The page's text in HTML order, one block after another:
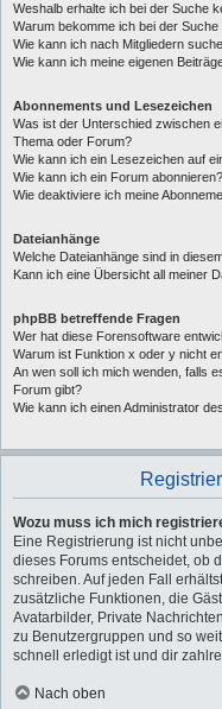
Weshalb erhalte ich bei der Suche
Warum bekomme ich bei der Suche
Wie kann ich nach Mitgliedern
Wie kann ich meine eigenen
Abonnements und Lesezeichen
Was ist der Unterschied zwischen
Thema oder Forum?
Wie kann ich ein Lesezeichen auf
Wie kann ich ein Forum abonnieren?
Wie deaktiviere ich meine
Dateianhänge
Welche Dateianhänge sind in
Kann ich eine Übersicht all meiner
phpBB betreffende Fragen
Wer hat diese Forensoftware
Warum ist Funktion x oder y nicht
An wen soll ich mich wenden, falls
Forum gibt?
Wie kann ich einen Administrator
Wozu muss ich mich
Eine Registrierung ist nicht
dieses Forums entscheidet, ob
schreiben. Auf jeden Fall
zusätzliche Funktionen, die
Avatarbilder, Private
zu Benutzergruppen und so
schnell erledigt ist und dir
Nach oben